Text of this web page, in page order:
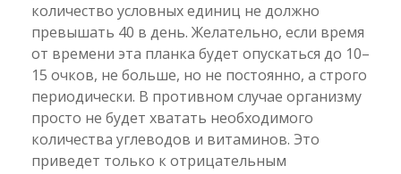
количество условных единиц не должно
превышать 40 в день. Желательно, если время
от времени эта планка будет опускаться до 10–
15 очков, не больше, но не постоянно, а строго
периодически. В противном случае организму
просто не будет хватать необходимого
количества углеводов и витаминов. Это
приведет только к отрицательным